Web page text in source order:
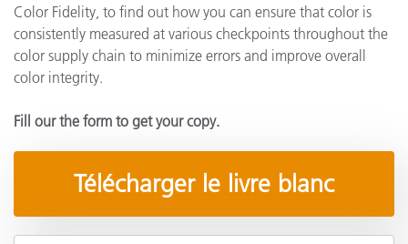
Color Fidelity, to find out how you can ensure that color is
consistently measured at various checkpoints throughout the
color supply chain to minimize errors and improve overall
color integrity.
Fill our the form to get your copy.
Télécharger le livre blanc